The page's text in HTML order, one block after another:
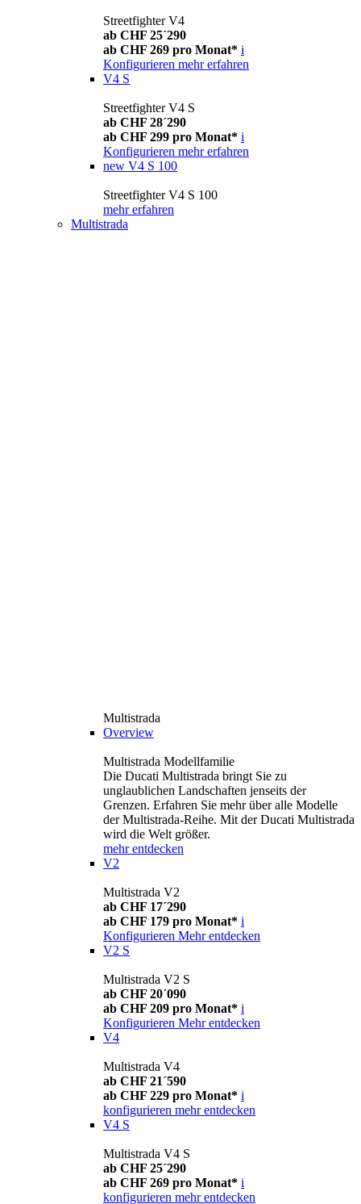
Streetfighter V4
ab CHF 25´290
ab CHF 269 pro Monat* i
Konfigurieren mehr erfahren
V4 S
Streetfighter V4 S
ab CHF 28´290
ab CHF 299 pro Monat* i
Konfigurieren mehr erfahren
new V4 S 100
Streetfighter V4 S 100
mehr erfahren
Multistrada
Multistrada
Overview
Multistrada Modellfamilie
Die Ducati Multistrada bringt Sie zu
unglaublichen Landschaften jenseits der
Grenzen. Erfahren Sie mehr über alle Modelle
der Multistrada-Reihe. Mit der Ducati Multistrada
wird die Welt größer.
mehr entdecken
V2
Multistrada V2
ab CHF 17´290
ab CHF 179 pro Monat* i
Konfigurieren Mehr entdecken
V2 S
Multistrada V2 S
ab CHF 20´090
ab CHF 209 pro Monat* i
Konfigurieren Mehr entdecken
V4
Multistrada V4
ab CHF 21´590
ab CHF 229 pro Monat* i
konfigurieren mehr entdecken
V4 S
Multistrada V4 S
ab CHF 25´290
ab CHF 269 pro Monat* i
konfigurieren mehr entdecken